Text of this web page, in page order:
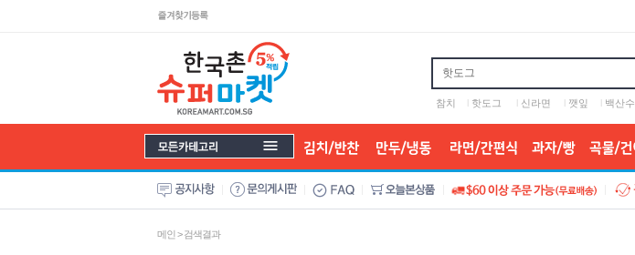
참치 l 핫도그 l 신라면 l 깻잎 l 백산수
메인 > 검색결과